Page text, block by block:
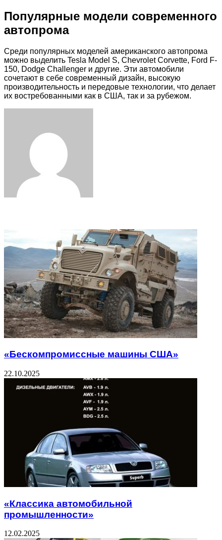
Популярные модели современного
автопрома
Среди популярных моделей американского автопрома
можно выделить Tesla Model S, Chevrolet Corvette, Ford F-
150, Dodge Challenger и другие. Эти автомобили
сочетают в себе современный дизайн, высокую
производительность и передовые технологии, что делает
их востребованными как в США, так и за рубежом.
«Бескомпромиссные машины США»
22.10.2025
«Классика автомобильной
промышленности»
12.02.2025